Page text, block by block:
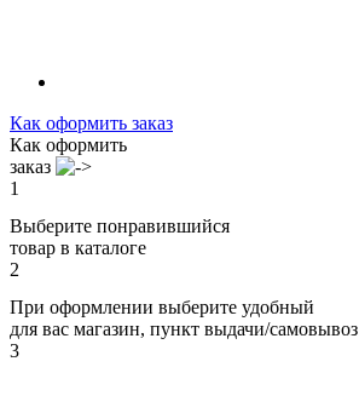
Как оформить заказ
Как оформить
заказ
1
Выберите понравившийся
товар в каталоге
2
При оформлении выберите удобный
для вас магазин, пункт выдачи/самовывоз
3